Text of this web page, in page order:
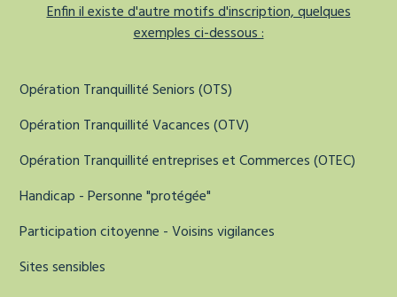
Enfin il existe d'autre motifs d'inscription, quelques
exemples ci-dessous :
Opération Tranquillité Seniors (OTS)
Opération Tranquillité Vacances (OTV)
Opération Tranquillité entreprises et Commerces (OTEC)
Handicap - Personne "protégée"
Participation citoyenne - Voisins vigilances
Sites sensibles